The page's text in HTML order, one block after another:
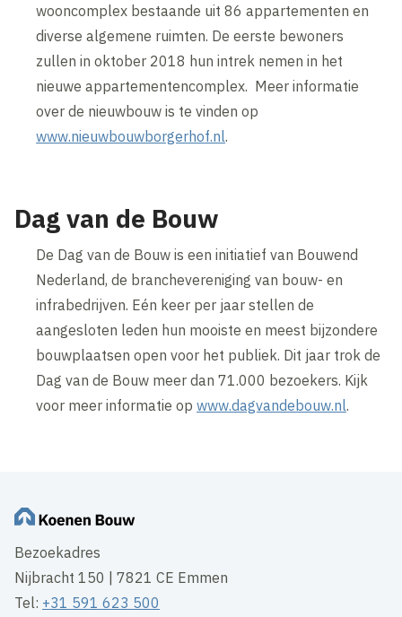
wooncomplex bestaande uit 86 appartementen en
diverse algemene ruimten. De eerste bewoners
zullen in oktober 2018 hun intrek nemen in het
nieuwe appartementencomplex. Meer informatie
over de nieuwbouw is te vinden op
www.nieuwbouwborgerhof.nl.
Dag van de Bouw
De Dag van de Bouw is een initiatief van Bouwend
Nederland, de branchevereniging van bouw- en
infrabedrijven. Eén keer per jaar stellen de
aangesloten leden hun mooiste en meest bijzondere
bouwplaatsen open voor het publiek. Dit jaar trok de
Dag van de Bouw meer dan 71.000 bezoekers. Kijk
voor meer informatie opwww.dagvandebouw.nl.
Bezoekadres
Nijbracht 150 | 7821 CE Emmen
Tel: +31 591 623 500